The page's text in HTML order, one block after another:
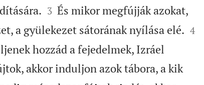

3 És mikor megfújják azokat,
a gyülekezet sátorának nyílása elé.

4
hozzád a fejedelmek, Izráel
akkor induljon azok tábora, a kik